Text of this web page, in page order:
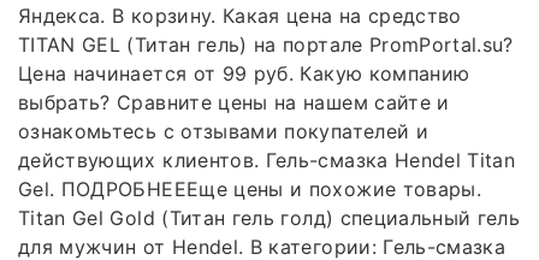
Яндекса. В корзину. Какая цена на средство
TITAN GEL (Титан гель) на портале PromPortal.su?
Цена начинается от 99 руб. Какую компанию
выбрать? Сравните цены на нашем сайте и
ознакомьтесь с отзывами покупателей и
действующих клиентов. Гель-смазка Hendel Titan
Gel. ПОДРОБНЕЕЕще цены и похожие товары.
Titan Gel Gold (Титан гель голд) специальный гель
для мужчин от Hendel. В категории: Гель-смазка